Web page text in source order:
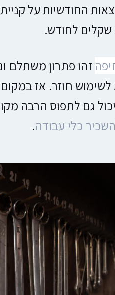
החודשיות על קניית
שקלים לחודש.
זהו פתרון משתלם
לשימוש חוזר. אז
גם לתפוס הרבה
כלי עבודה.